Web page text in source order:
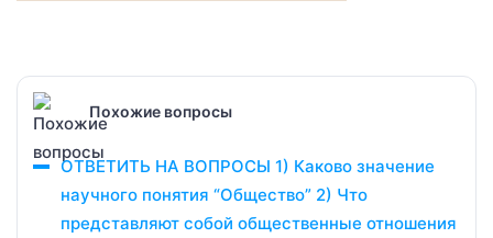
Похожие вопросы
ОТВЕТИТЬ НА ВОПРОСЫ 1) Каково значение
научного понятия “Общество” 2) Что
представляют собой общественные отношения